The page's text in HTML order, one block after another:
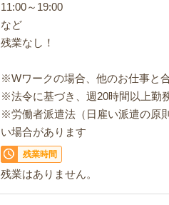
11:00～19:00
など
残業なし！
※Wワークの場合、他のお仕事と
※法令に基づき、週20時間以上勤
※労働者派遣法（日雇い派遣の原
い場合があります
残業時間
残業はありません。